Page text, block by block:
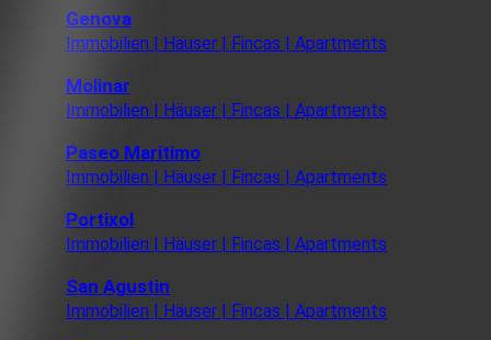
Genova
Immobilien | Häuser | Fincas | Apartments
Molinar
Immobilien | Häuser | Fincas | Apartments
Paseo Maritimo
Immobilien | Häuser | Fincas | Apartments
Portixol
Immobilien | Häuser | Fincas | Apartments
San Agustin
Immobilien | Häuser | Fincas | Apartments